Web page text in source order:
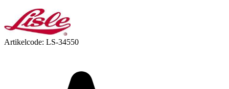
Artikelcode: LS-34550